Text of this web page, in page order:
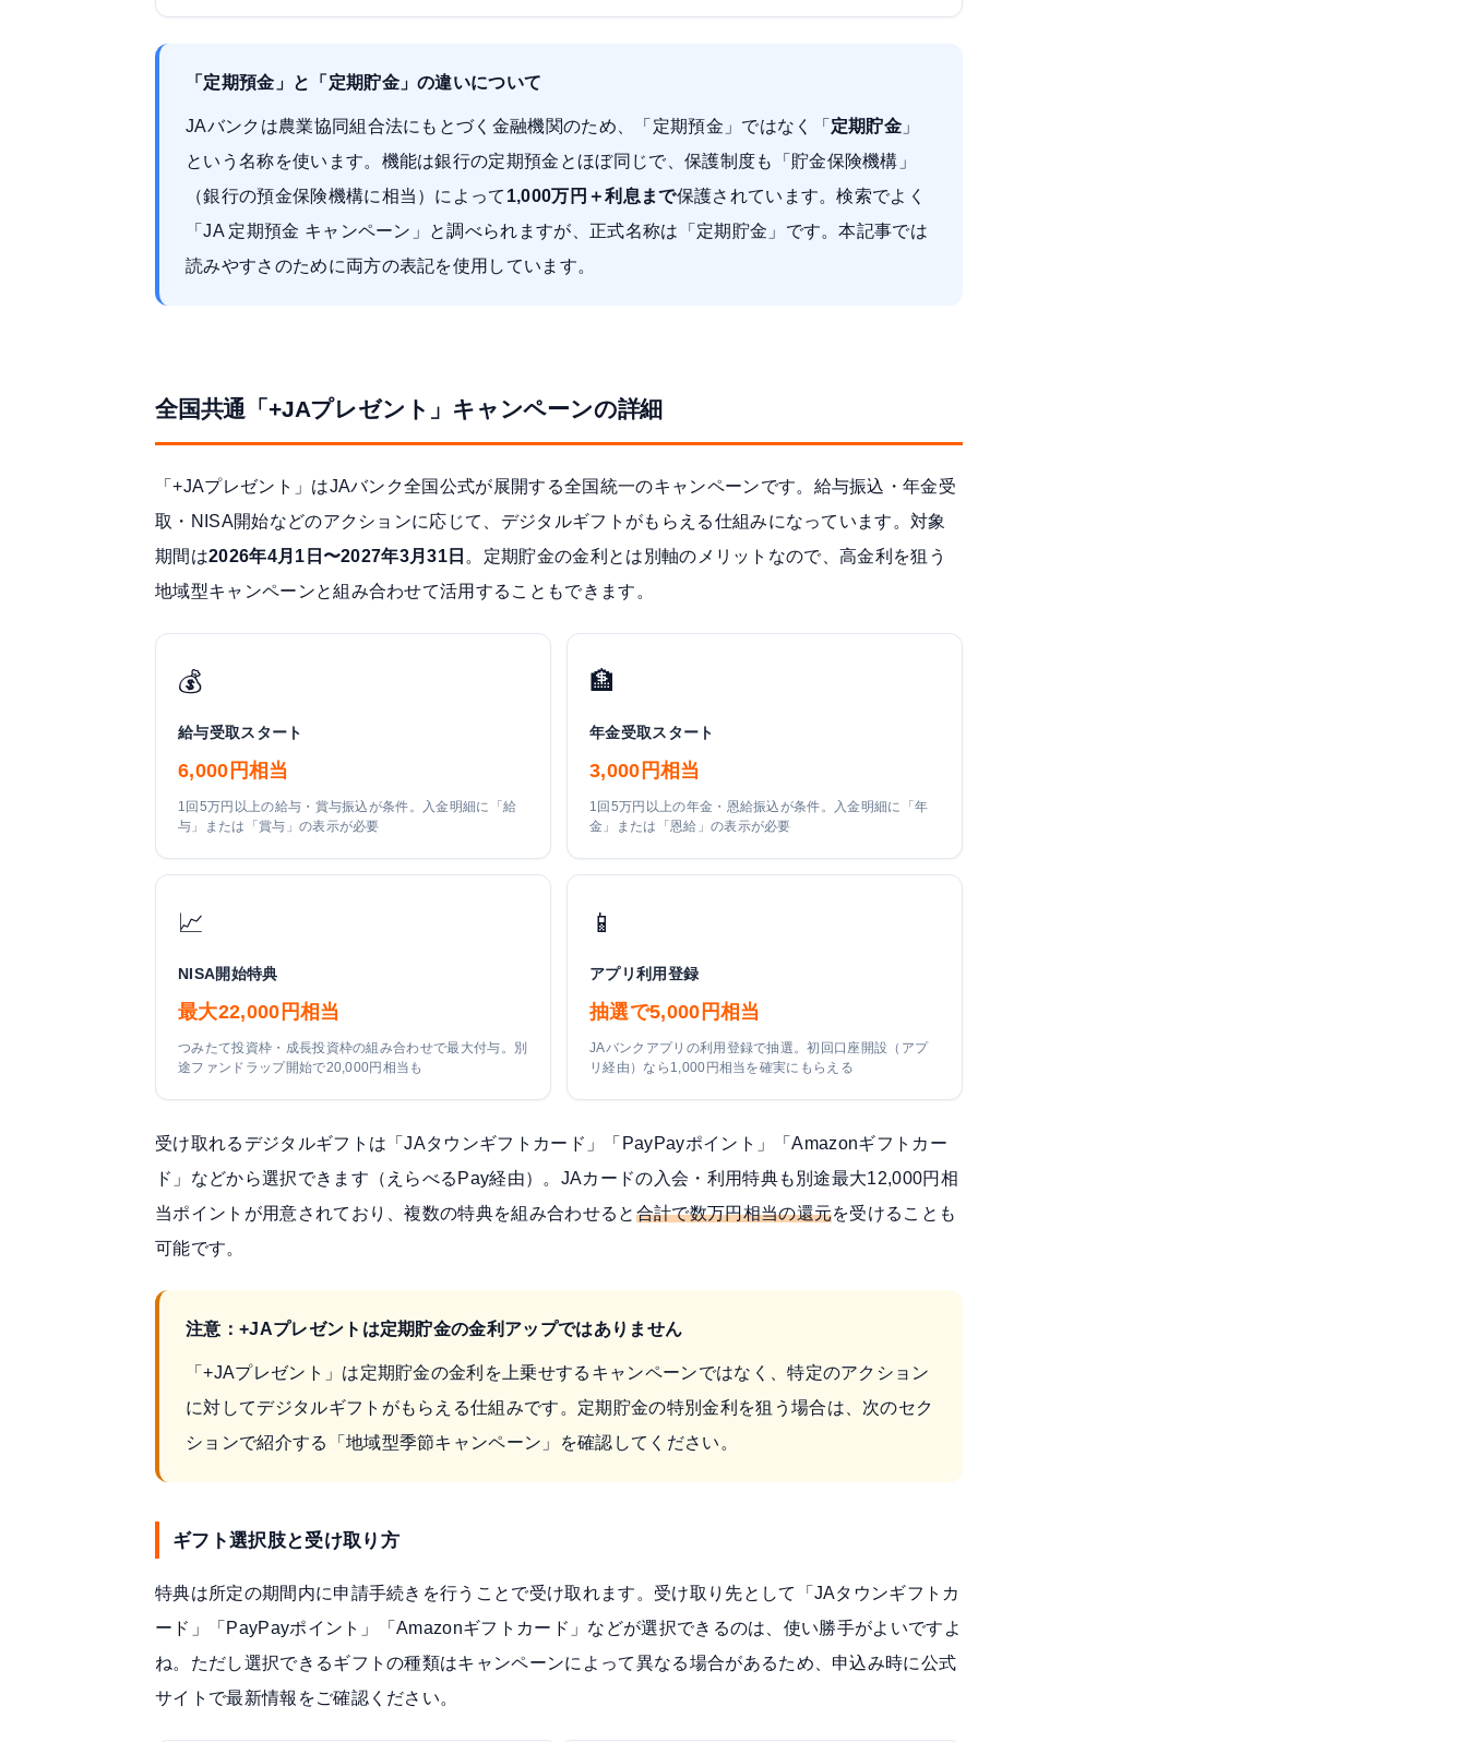
「定期預金」と「定期貯金」の違いについて
JAバンクは農業協同組合法にもとづく金融機関のため、「定期預金」ではなく「 定期貯金 」
という名称を使います。機能は銀行の定期預金とほぼ同じで、保護制度も「貯金保険機構」
（銀行の預金保険機構に相当）によって 1,000万円＋利息まで保護されています。検索でよく
「JA 定期預金 キャンペーン」と調べられますが、正式名称は「定期貯金」です。本記事では
読みやすさのために両方の表記を使用しています。
全国共通「+JAプレゼント」キャンペーンの詳細
「+JAプレゼント」はJAバンク全国公式が展開する全国統一のキャンペーンです。給与振込・年金受
取・NISA開始などのアクションに応じて、デジタルギフトがもらえる仕組みになっています。対象
期間は2026年4月1日〜2027年3月31日 。定期貯金の金利とは別軸のメリットなので、高金利を狙う
地域型キャンペーンと組み合わせて活用することもできます。
💰
給与受取スタート
6,000円相当
1回5万円以上の給与・賞与振込が条件。入金明細に「給
与」または「賞与」の表示が必要
🏦
年金受取スタート
3,000円相当
1回5万円以上の年金・恩給振込が条件。入金明細に「年
金」または「恩給」の表示が必要
📈
NISA開始特典
最大22,000円相当
つみたて投資枠・成長投資枠の組み合わせで最大付与。別
途ファンドラップ開始で20,000円相当も
📱
アプリ利用登録
抽選で5,000円相当
JAバンクアプリの利用登録で抽選。初回口座開設（アプ
リ経由）なら1,000円相当を確実にもらえる
受け取れるデジタルギフトは「JAタウンギフトカード」「PayPayポイント」「Amazonギフトカー
ド」などから選択できます（えらべるPay経由）。JAカードの入会・利用特典も別途最大12,000円相
当ポイントが用意されており、複数の特典を組み合わせると 合計で数万円相当の還元を受けることも
可能です。
注意：+JAプレゼントは定期貯金の金利アップではありません
「+JAプレゼント」は定期貯金の金利を上乗せするキャンペーンではなく、特定のアクション
に対してデジタルギフトがもらえる仕組みです。定期貯金の特別金利を狙う場合は、次のセク
ションで紹介する「地域型季節キャンペーン」を確認してください。
ギフト選択肢と受け取り方
特典は所定の期間内に申請手続きを行うことで受け取れます。受け取り先として「JAタウンギフトカ
ード」「PayPayポイント」「Amazonギフトカード」などが選択できるのは、使い勝手がよいですよ
ね。ただし選択できるギフトの種類はキャンペーンによって異なる場合があるため、申込み時に公式
サイトで最新情報をご確認ください。